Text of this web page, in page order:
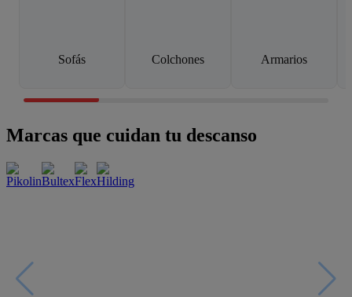
Sofás Colchones Armarios
Marcas que cuidan tu descanso